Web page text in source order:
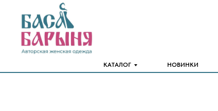
КАТАЛОГ НОВИНКИ